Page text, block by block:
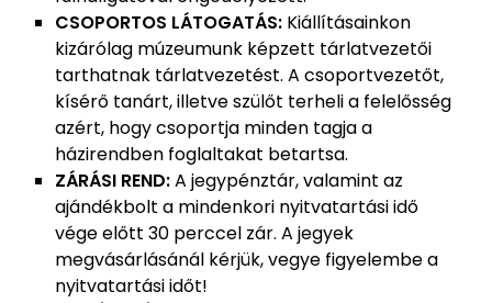
CSOPORTOS LÁTOGATÁS: Kiállításainkon
kizárólag múzeumunk képzett tárlatvezetői
tarthatnak tárlatvezetést. A csoportvezetőt,
kísérő tanárt, illetve szülőt terheli a felelősség
azért, hogy csoportja minden tagja a
házirendben foglaltakat betartsa.
ZÁRÁSI REND:A jegypénztár, valamint az
ajándékbolt a mindenkori nyitvatartási idő
vége előtt 30 perccel zár. A jegyek
megvásárlásánál kérjük, vegye figyelembe a
nyitvatartási időt!